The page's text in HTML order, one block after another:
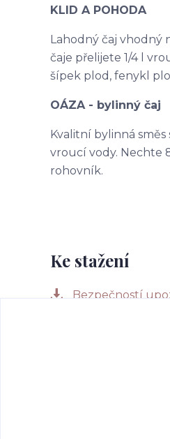
KLID A POHODA
Lahodný čaj vhodný
čaje přelijete 1/4 l
šípek plod, fenykl
OÁZA - bylinný čaj
Kvalitní bylinná
vroucí vody. Nechte
rohovník.
Ke stažení
Bezpečností